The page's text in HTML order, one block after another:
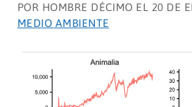
POR HOMBRE DÉCIMO EL 20 DE
MEDIO AMBIENTE